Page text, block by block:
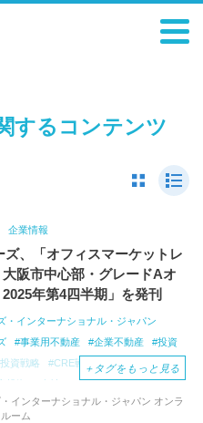
するコンテンツ
企業情報
ズ、「オフィスマーケットレ
阪市中心部・グレードAオ
年第4四半期」を発刊
・インターナショナル・ジャパン
事業用不動産 企業不動産
投資
投資戦略 CRE戦略
CREコンサル
投資
会社
オフィス移転コンサル
介
プロジェクトマネジメント
＋ タグをもっと見る
インターナショナル・ジャパン オンラ
ーム